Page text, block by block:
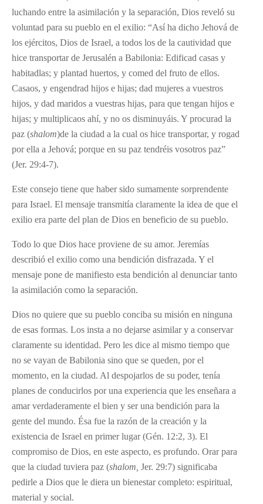
luchando entre la asimilación y la separación, Dios reveló su
voluntad para su pueblo en el exilio: “Así ha dicho Jehová de
los ejércitos, Dios de Israel, a todos los de la cautividad que
hice transportar de Jerusalén a Babilonia: Edificad casas y
habitadlas; y plantad huertos, y comed del fruto de ellos.
Casaos, y engendrad hijos e hijas; dad mujeres a vuestros
hijos, y dad maridos a vuestras hijas, para que tengan hijos e
hijas; y multiplicaos ahí, y no os disminuyáis. Y procurad la
paz (shalom)de la ciudad a la cual os hice transportar, y rogad
por ella a Jehová; porque en su paz tendréis vosotros paz”
(Jer. 29:4-7).
Este consejo tiene que haber sido sumamente sorprendente
para Israel. El mensaje transmitía claramente la idea de que el
exilio era parte del plan de Dios en beneficio de su pueblo.
Todo lo que Dios hace proviene de su amor. Jeremías
describió el exilio como una bendición disfrazada. Y el
mensaje pone de manifiesto esta bendición al denunciar tanto
la asimilación como la separación.
Dios no quiere que su pueblo conciba su misión en ninguna
de esas formas. Los insta a no dejarse asimilar y a conservar
claramente su identidad. Pero les dice al mismo tiempo que
no se vayan de Babilonia sino que se queden, por el
momento, en la ciudad. Al despojarlos de su poder, tenía
planes de conducirlos por una experiencia que les enseñara a
amar verdaderamente el bien y ser una bendición para la
gente del mundo. Ésa fue la razón de la creación y la
existencia de Israel en primer lugar (Gén. 12:2, 3). El
compromiso de Dios, en este aspecto, es profundo. Orar para
que la ciudad tuviera paz (shalom, Jer. 29:7) significaba
pedirle a Dios que le diera un bienestar completo: espiritual,
material y social.